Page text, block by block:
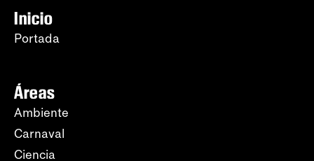
Inicio
Portada
Áreas
Ambiente
Carnaval
Ciencia